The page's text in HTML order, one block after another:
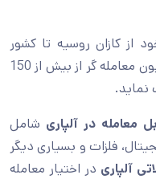
از کازان روسیه تا کشور
کومور در آفریقا اعتماد بیش از 1 میلیون معامله گر از بیش از 150
نماید.
معامله در آلپاری شامل
فلزات و بسیاری دیگر
آلپاری در اختیار معامله